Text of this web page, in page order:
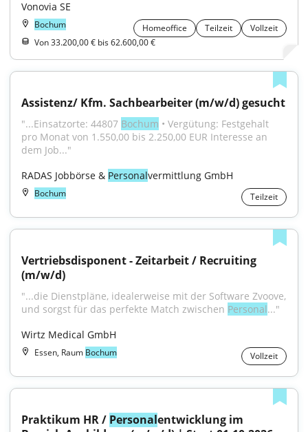
Vonovia SE
Bochum Homeoffice Teilzeit
Vollzeit
Von 33.200,00 € bis 62.600,00 €
Assistenz/ Kfm. Sachbearbeiter (m/w/d) gesucht
"...Einsatzorte: 44807 Bochum • Vergütung: Festgehalt
pro Monat von 1.550,00 bis 2.250,00 EUR Interesse an
dem Job..."
RADAS Jobbörse & Personalvermittlung GmbH
Bochum Teilzeit
Vertriebsdisponent - Zeitarbeit / Recruiting
(m/w/d)
"...die Dienstpläne, idealerweise mit der Software Zvoove,
und sorgst für das perfekte Match zwischen Personal..."
Wirtz Medical GmbH
Essen, Raum Bochum Vollzeit
Praktikum HR / Personalentwicklung im